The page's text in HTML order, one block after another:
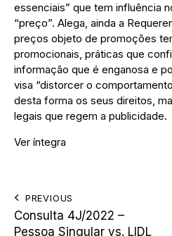
essenciais” que tem influência
“preço”. Alega, ainda a
preços objeto de promoções
promocionais, práticas que
informação que é enganosa e
visa “distorcer o
desta forma os seus direitos,
legais que regem a publicidade.
Ver íntegra
PREVIOUS
Consulta 4J/2022 –
Pessoa Singular vs. LIDL